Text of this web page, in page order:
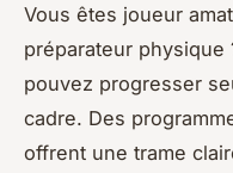
Vous êtes joueur
préparateur physique
pouvez progresser
cadre. Des
offrent une trame